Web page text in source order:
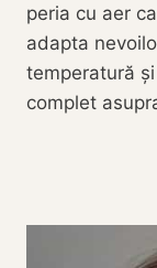
peria cu aer
adapta
temperatură
complet